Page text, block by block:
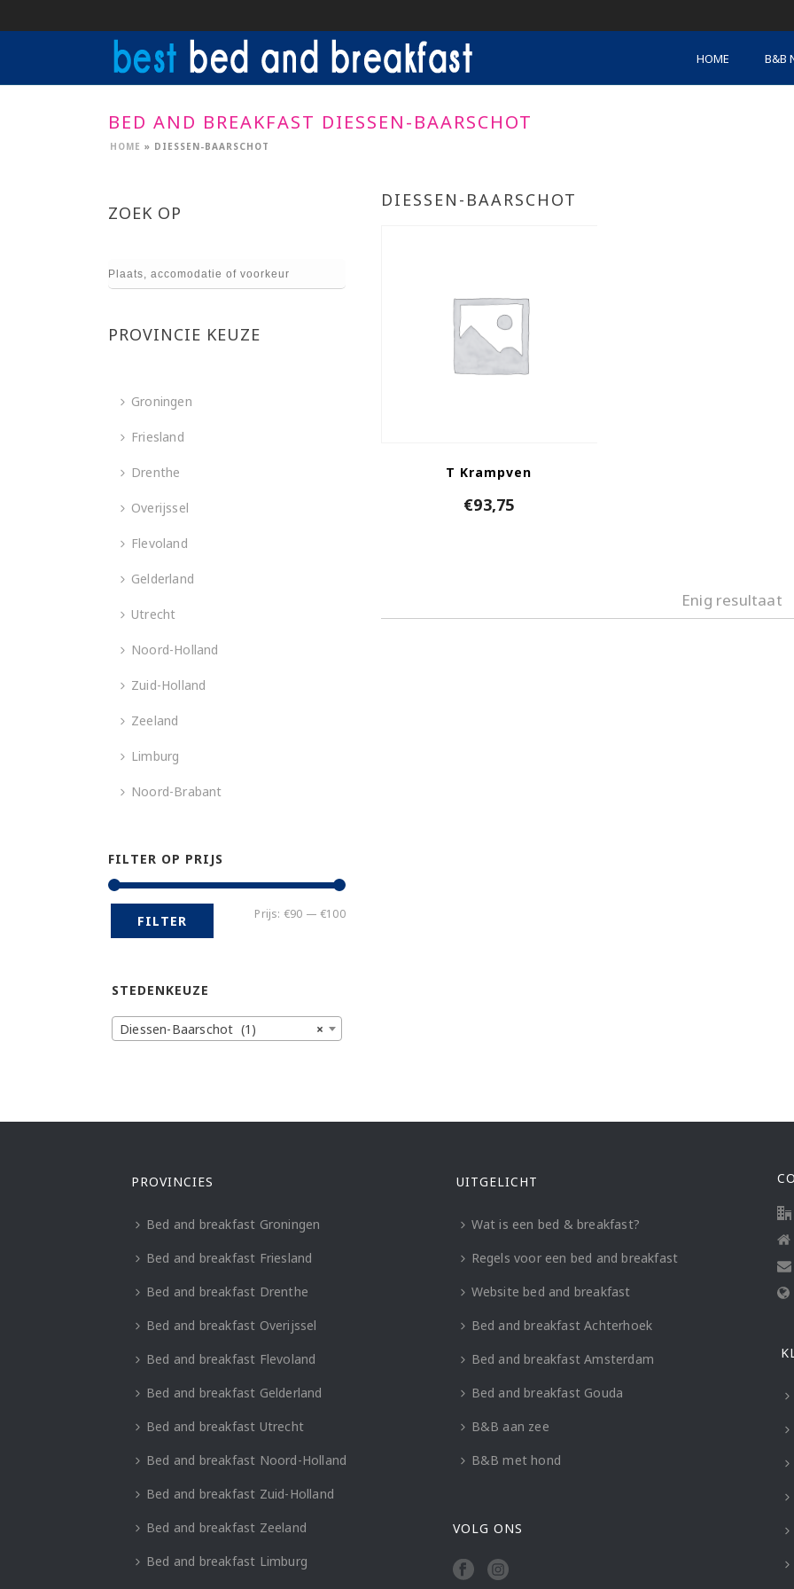
HOME B&B
BED AND BREAKFAST DIESSEN-BAARSCHOT
HOME » DIESSEN-BAARSCHOT
DIESSEN-BAARSCHOT
T Krampven
€93,75
Enig resultaat
ZOEK OP
PROVINCIE KEUZE
Groningen
Friesland
Drenthe
Overijssel
Flevoland
Gelderland
Utrecht
Noord-Holland
Zuid-Holland
Zeeland
Limburg
Noord-Brabant
FILTER OP PRIJS
Min.
Max.
FILTER Prijs: €90 — €100
STEDENKEUZE
×
Diessen-Baarschot (1)
PROVINCIES
Bed and breakfast Groningen
Bed and breakfast Friesland
Bed and breakfast Drenthe
Bed and breakfast Overijssel
Bed and breakfast Flevoland
Bed and breakfast Gelderland
Bed and breakfast Utrecht
Bed and breakfast Noord-Holland
Bed and breakfast Zuid-Holland
Bed and breakfast Zeeland
Bed and breakfast Limburg
UITGELICHT
Wat is een bed & breakfast?
Regels voor een bed and breakfast
Website bed and breakfast
Bed and breakfast Achterhoek
Bed and breakfast Amsterdam
Bed and breakfast Gouda
B&B aan zee
B&B met hond
VOLG ONS